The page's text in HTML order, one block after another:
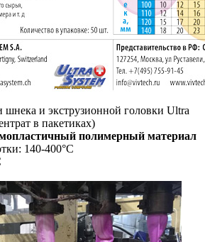
шнека и экструзионной головки Ultra
в пакетиках)
полимерный материал
140-400°С